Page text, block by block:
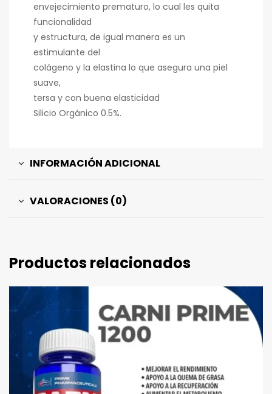
envejecimiento prematuro, lo cual les quita
funcionalidad
y estructura, de igual manera es un
estimulante del
colágeno y la elastina lo que asegura una piel
suave,
tersa y con buena elasticidad
Silicio Orgánico 0.5%.
INFORMACIÓN ADICIONAL
VALORACIONES (0)
Productos relacionados